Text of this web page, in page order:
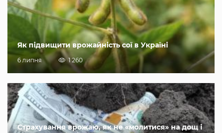
Як підвищити врожайність сої в Україні
6 липня 1 260
Страхування врожаю, як не «молитися» на дощ і